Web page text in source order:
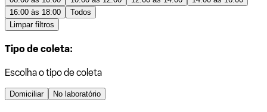
16:00 às 18:00
Todos
Limpar filtros
Tipo de coleta:
Escolha o tipo de coleta
Domiciliar No laboratório